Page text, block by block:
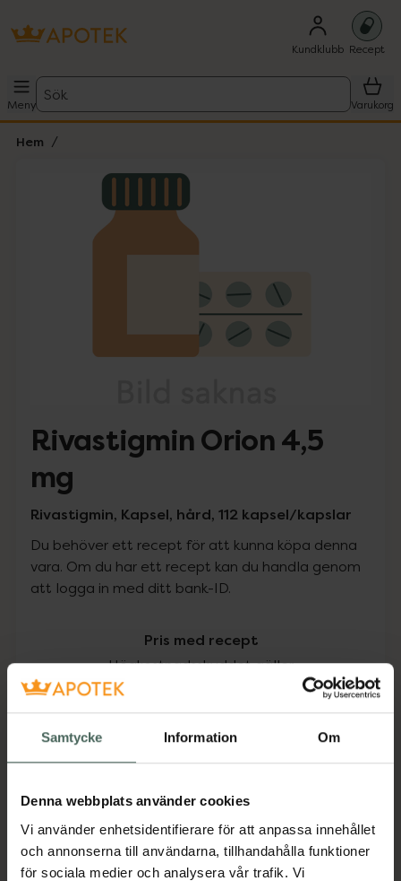
Samtycke Information Om
Denna webbplats använder cookies
Vi använder enhetsidentifierare för att anpassa innehållet
och annonserna till användarna, tillhandahålla funktioner
för sociala medier och analysera vår trafik. Vi
Kundklubb Recept
Meny
Sök
Varukorg
Hem
Lista: . Innehåller 1 objekt.
Rivastigmin Orion 4,5
mg
Rivastigmin, Kapsel, hård, 112 kapsel/kapslar
Du behöver ett recept för att kunna köpa denna
vara. Om du har ett recept kan du handla genom
att logga in med ditt bank-ID.
Pris med recept
Högkostnadsskyddet gäller
631,11 kr
I apotek:631,11 kr
Köp via ditt recept
Aktuella erbjudanden